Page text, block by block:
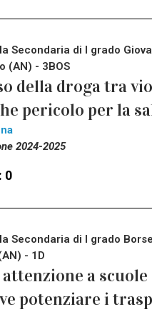
Secondaria di I grado
(AN) - 3BOS
della droga tra
pericolo per la
2024-2025
0
Secondaria di I grado
- 1D
a
potenziare i